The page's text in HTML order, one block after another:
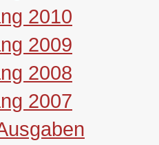
2010
2009
2008
2007